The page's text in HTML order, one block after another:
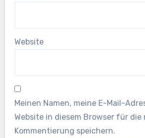
Website
Meinen Namen, meine E-Mail-
Website in diesem Browser für die
Kommentierung speichern.